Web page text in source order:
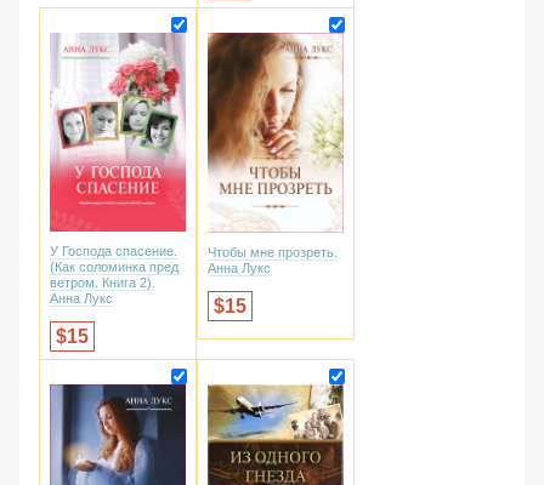
У Господа спасение.
(Как соломинка пред
ветром. Книга 2).
Анна Лукс
15
Чтобы мне прозреть.
Анна Лукс
15